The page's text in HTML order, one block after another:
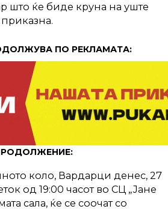
што ќе биде круна на уште
ПО РЕКЛАМАТА:
коло, Вардарци денес, 27
од 19:00 часот во СЦ „Јане
сала, ќе се соочат со